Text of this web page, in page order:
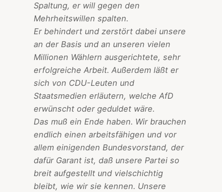
Spaltung, er will gegen den
Mehrheitswillen spalten.
Er behindert und zerstört dabei unsere
an der Basis und an unseren vielen
Millionen Wählern ausgerichtete, sehr
erfolgreiche Arbeit. Außerdem läßt er
sich von CDU-Leuten und
Staatsmedien erläutern, welche AfD
erwünscht oder geduldet wäre.
Das muß ein Ende haben. Wir brauchen
endlich einen arbeitsfähigen und vor
allem einigenden Bundesvorstand, der
dafür Garant ist, daß unsere Partei so
breit aufgestellt und vielschichtig
bleibt, wie wir sie kennen. Unsere